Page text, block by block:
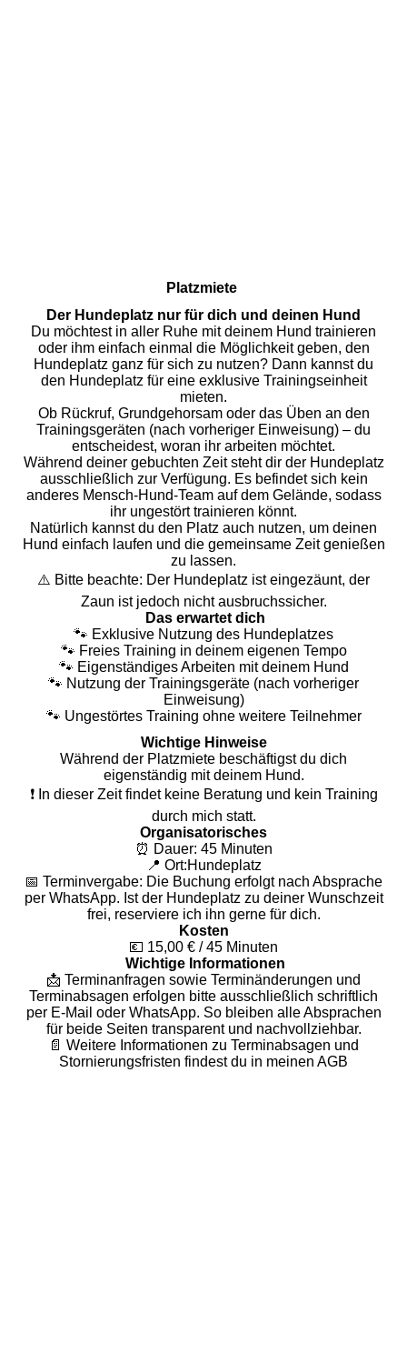
Platzmiete
Der Hundeplatz nur für dich und deinen Hund
Du möchtest in aller Ruhe mit deinem Hund trainieren
oder ihm einfach einmal die Möglichkeit geben, den
Hundeplatz ganz für sich zu nutzen? Dann kannst du
den Hundeplatz für eine exklusive Trainingseinheit
mieten.
Ob Rückruf, Grundgehorsam oder das Üben an den
Trainingsgeräten (nach vorheriger Einweisung) – du
entscheidest, woran ihr arbeiten möchtet.
Während deiner gebuchten Zeit steht dir der Hundeplatz
ausschließlich zur Verfügung. Es befindet sich kein
anderes Mensch-Hund-Team auf dem Gelände, sodass
ihr ungestört trainieren könnt.
Natürlich kannst du den Platz auch nutzen, um deinen
Hund einfach laufen und die gemeinsame Zeit genießen
zu lassen.
⚠️ Bitte beachte: Der Hundeplatz ist eingezäunt, der
Zaun ist jedoch nicht ausbruchssicher.
Das erwartet dich
🐾 Exklusive Nutzung des Hundeplatzes
🐾 Freies Training in deinem eigenen Tempo
🐾 Eigenständiges Arbeiten mit deinem Hund
🐾 Nutzung der Trainingsgeräte (nach vorheriger
Einweisung)
🐾 Ungestörtes Training ohne weitere Teilnehmer
Wichtige Hinweise
Während der Platzmiete beschäftigst du dich
eigenständig mit deinem Hund.
❗ In dieser Zeit findet keine Beratung und kein Training
durch mich statt.
Organisatorisches
⏰ Dauer: 45 Minuten
📍 Ort:Hundeplatz
📅 Terminvergabe: Die Buchung erfolgt nach Absprache
per WhatsApp. Ist der Hundeplatz zu deiner Wunschzeit
frei, reserviere ich ihn gerne für dich.
Kosten
💶 15,00 € / 45 Minuten
Wichtige Informationen
📩 Terminanfragen sowie Terminänderungen und
Terminabsagen erfolgen bitte ausschließlich schriftlich
per E-Mail oder WhatsApp. So bleiben alle Absprachen
für beide Seiten transparent und nachvollziehbar.
📄 Weitere Informationen zu Terminabsagen und
Stornierungsfristen findest du in meinen AGB